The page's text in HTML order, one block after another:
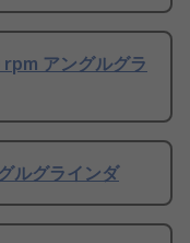
アングルグラ
ルグラインダ